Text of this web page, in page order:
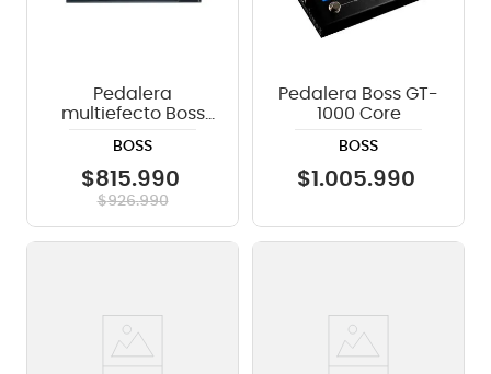
Pedalera
multiefecto Boss
BOSS
$815.990
$926.990
Pedalera Boss GT-
1000 Core
BOSS
$1 .005.990